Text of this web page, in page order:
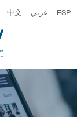
中文 عربي ESP